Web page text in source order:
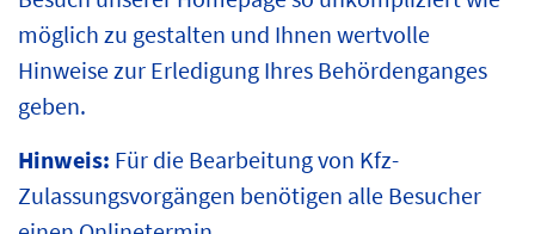
möglich zu gestalten und Ihnen wertvolle
Hinweise zur Erledigung Ihres Behördenganges
geben.
Hinweis: Für die Bearbeitung von Kfz-
Zulassungsvorgängen benötigen alle Besucher